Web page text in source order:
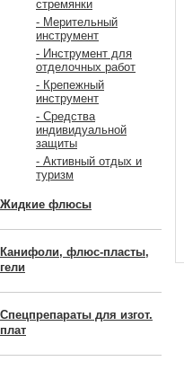
стремянки
- Мерительный
инструмент
- Инструмент для
отделочных работ
- Крепежный
инструмент
- Средства
индивидуальной
защиты
- Активный отдых и
туризм
Жидкие флюсы
Канифоли, флюс-пласты,
гели
Спецпрепараты для изгот.
плат